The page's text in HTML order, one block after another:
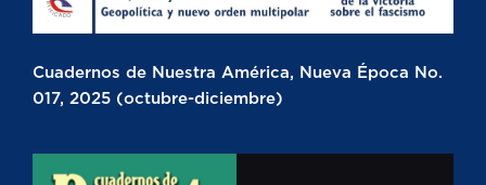
Cuadernos de Nuestra América, Nueva Época No.
017, 2025 (octubre-diciembre)